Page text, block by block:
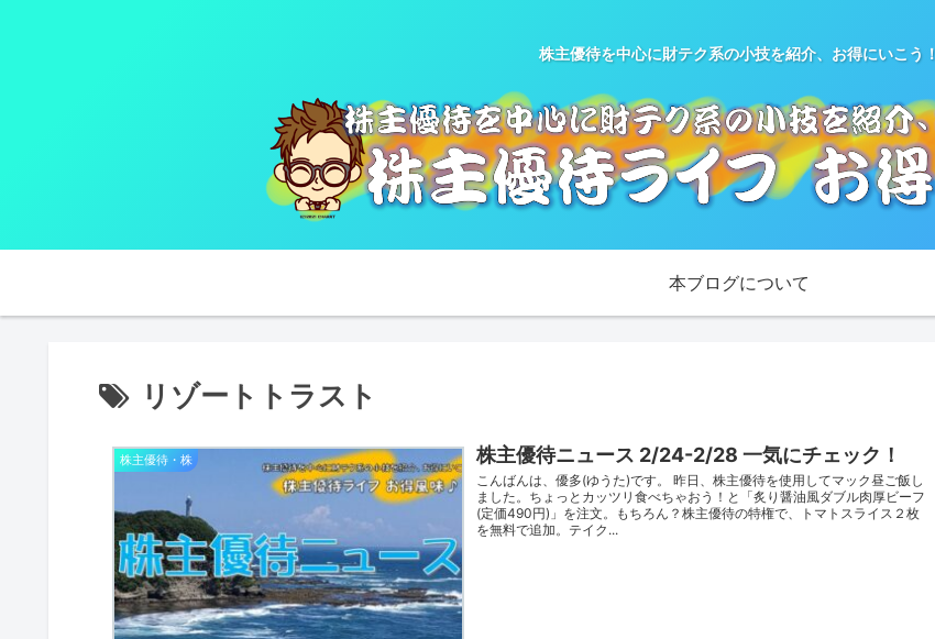
株主優待を中心に財テク系の小技を紹介、お得にいこう！
本ブログについて
リゾートトラスト
株主優待・株 株主優待ニュース 2/24-2/28 一気にチェック！
こんばんは、優多(ゆうた)です。 昨日、株主優待を使用してマック昼ご飯し
ました。ちょっとカッツリ食べちゃおう！と「炙り醤油風ダブル肉厚ビーフ
(定価490円)」を注文。もちろん？株主優待の特権で、トマトスライス２枚
を無料で追加。テイク...